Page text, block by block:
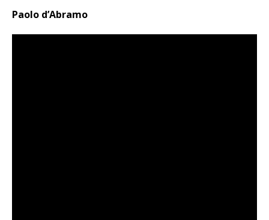
Paolo d’Abramo